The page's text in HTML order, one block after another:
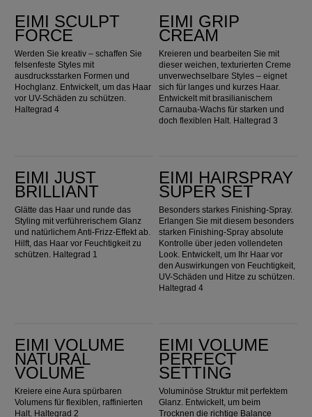
EIMI SCULPT
FORCE
Werden Sie kreativ – schaffen Sie
felsenfeste Styles mit
ausdrucksstarken Formen und
Hochglanz. Entwickelt, um das Haar
vor UV-Schäden zu schützen.
Haltegrad 4
EIMI GRIP
CREAM
Kreieren und bearbeiten Sie mit
dieser weichen, texturierten Creme
unverwechselbare Styles – eignet
sich für langes und kurzes Haar.
Entwickelt mit brasilianischem
Carnauba-Wachs für starken und
doch flexiblen Halt. Haltegrad 3
EIMI JUST
BRILLIANT
Glätte das Haar und runde das
Styling mit verführerischem Glanz
und natürlichem Anti-Frizz-Effekt ab.
Hilft, das Haar vor Feuchtigkeit zu
schützen. Haltegrad 1
EIMI HAIRSPRAY
SUPER SET
Besonders starkes Finishing-Spray.
Erlangen Sie mit diesem besonders
starken Finishing-Spray absolute
Kontrolle über jeden vollendeten
Look. Entwickelt, um Ihr Haar vor
den Auswirkungen von Feuchtigkeit,
UV-Schäden und Hitze zu schützen.
Haltegrad 4
EIMI VOLUME
NATURAL
VOLUME
Kreiere eine Aura spürbaren
Volumens für flexiblen, raffinierten
Halt. Haltegrad 2
EIMI VOLUME
PERFECT
SETTING
Voluminöse Struktur mit perfektem
Glanz. Entwickelt, um beim
Trocknen die richtige Balance